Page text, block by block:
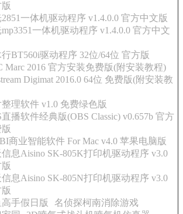
一体机驱动程序 v1.4.0.0 官方中文版
一体机驱动程序 v1.4.0.0 官方中文
BT560i驱动程序 32位/64位 官方版
Marc 2016 官方安装免费版(附安装教程)
Digimat 2016.0 64位 免费版(附安装教
理软件 v1.0 免费绿色版
播软件经典版(OBS Classic) v0.657b 官方
商业智能软件 For Mac v4.0 苹果电脑版
息Aisino SK-805K打印机驱动程序 v3.0
息Aisino SK-805N打印机驱动程序 v3.0
手假日版
名侦探柯南消除游戏